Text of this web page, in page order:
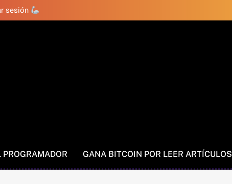
sesión
PROGRAMADOR GANA BITCOIN POR LEER ARTÍCULOS